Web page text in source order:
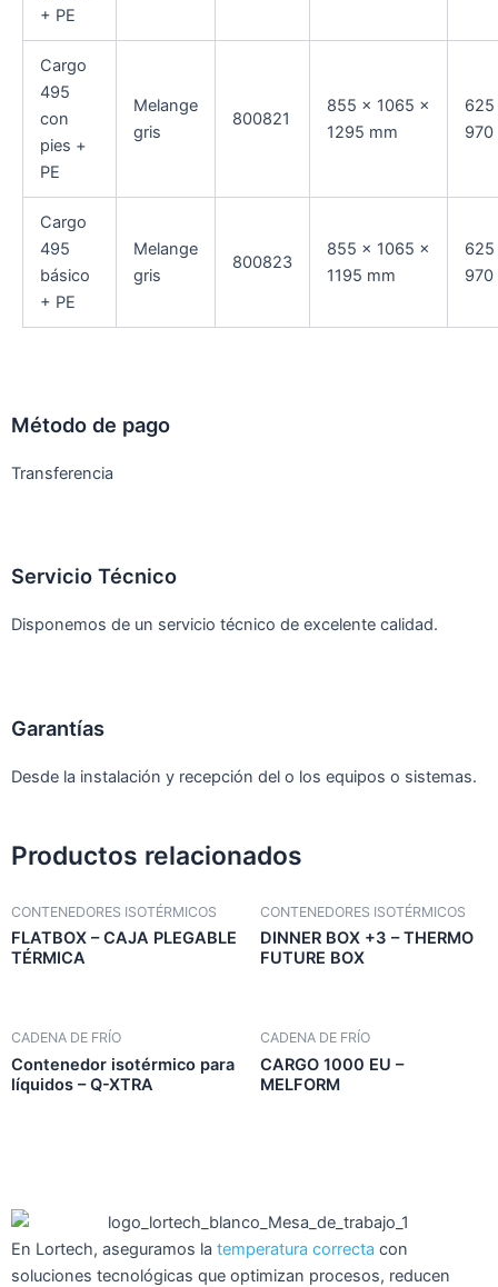
+ PE
Cargo
495
con
pies +
PE
Melange
gris
800821
855 × 1065 ×
1295 mm
970
Cargo
495
básico
+ PE
Melange
gris
800823
855 × 1065 ×
1195 mm
970
Método de pago
Transferencia
Servicio Técnico
Disponemos de un servicio técnico de excelente calidad.
Garantías
Desde la instalación y recepción del o los equipos o sistemas.
Productos relacionados
CONTENEDORES ISOTÉRMICOS
FLATBOX – CAJA PLEGABLE
TÉRMICA
CONTENEDORES ISOTÉRMICOS
DINNER BOX +3 – THERMO
FUTURE BOX
CADENA DE FRÍO
Contenedor isotérmico para
líquidos – Q-XTRA
CADENA DE FRÍO
CARGO 1000 EU –
MELFORM
En Lortech, aseguramos la temperatura correcta con
soluciones tecnológicas que optimizan procesos, reducen